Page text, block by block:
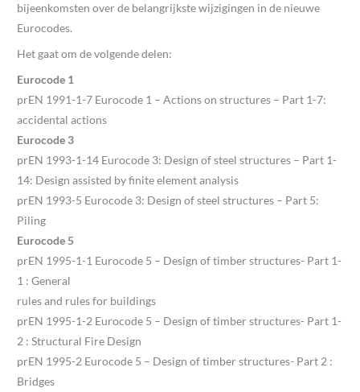
bijeenkomsten over de belangrijkste wijzigingen in de nieuwe
Eurocodes.
Het gaat om de volgende delen:
Eurocode 1
prEN 1991-1-7 Eurocode 1 – Actions on structures – Part 1-7:
accidental actions
Eurocode 3
prEN 1993-1-14 Eurocode 3: Design of steel structures – Part 1-
14: Design assisted by finite element analysis
prEN 1993-5 Eurocode 3: Design of steel structures – Part 5:
Piling
Eurocode 5
prEN 1995-1-1 Eurocode 5 – Design of timber structures- Part 1-
1 : General
rules and rules for buildings
prEN 1995-1-2 Eurocode 5 – Design of timber structures- Part 1-
2 : Structural Fire Design
prEN 1995-2 Eurocode 5 – Design of timber structures- Part 2 :
Bridges